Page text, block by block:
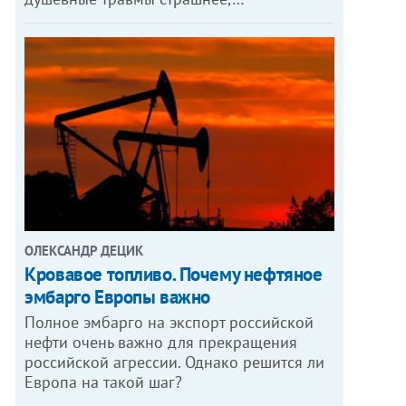
ОЛЕКСАНДР ДЕЦИК
Кровавое топливо. Почему нефтяное
эмбарго Европы важно
Полное эмбарго на экспорт российской
нефти очень важно для прекращения
российской агрессии. Однако решится ли
Европа на такой шаг?